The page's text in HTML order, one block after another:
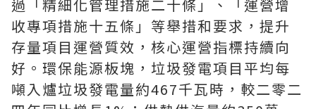
過「精細化管理措施二十條」、「運營增
收專項措施十五條」等舉措和要求，提升
存量項目運營質效，核心運營指標持續向
好。環保能源板塊，垃圾發電項目平均每
噸入爐垃圾發電量約467千瓦時，較二零二